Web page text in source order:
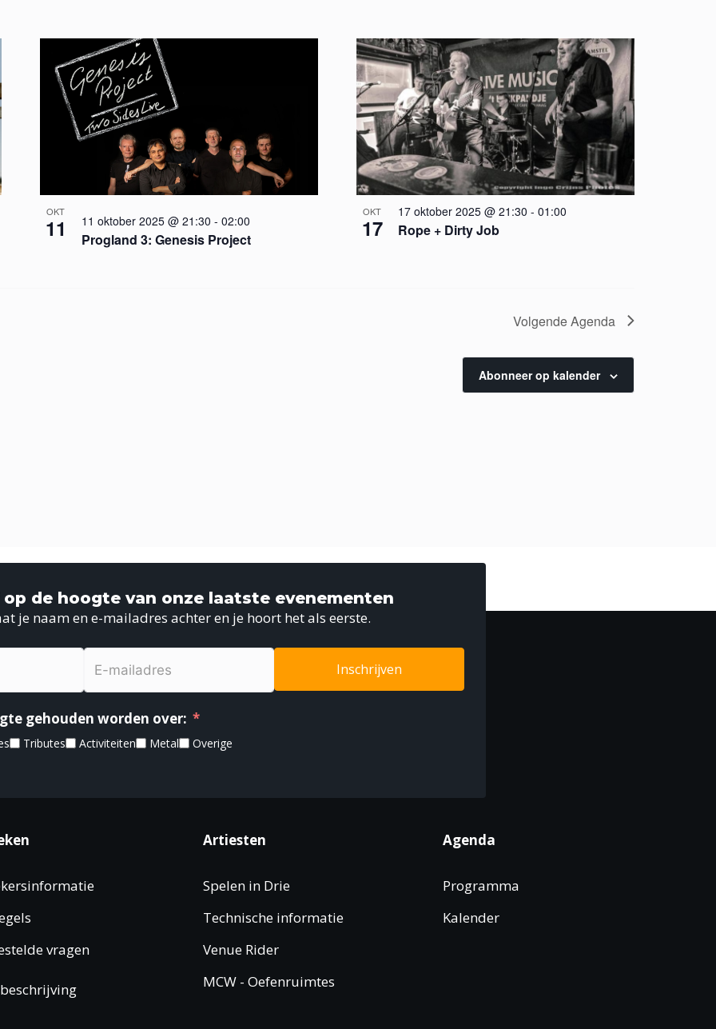
OKT
11 Progland 3: Genesis Project
11 oktober 2025 @ 21:30 - 02:00
OKT
17 Rope + Dirty Job
17 oktober 2025 @ 21:30 - 01:00
VolgendeAgenda
Abonneer op kalender
de hoogte van onze laatste evenementen
je naam en e-mailadres achter en je hoort het als eerste.
Inschrijven
gehouden worden over:
Tributes Activiteiten Metal Overige
vragen
Artiesten
Spelen in Drie
Technische informatie
Venue Rider
MCW - Oefenruimtes
Agenda
Programma
Kalender